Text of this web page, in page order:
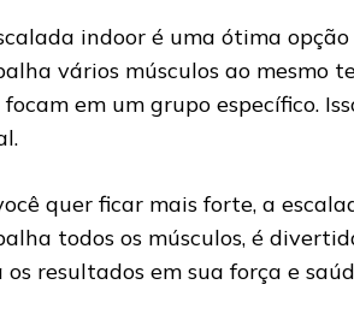
indoor é uma ótima
vários músculos ao mesmo
focam em um grupo específico.
quer ficar mais forte, a
todos os músculos, é
os resultados em sua força e